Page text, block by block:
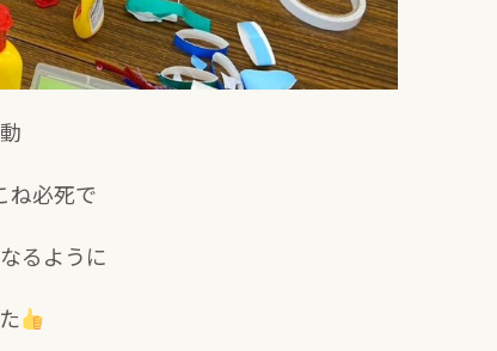
ね必死で
るように